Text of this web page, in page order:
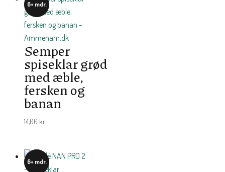
6+ mdr.
Semper
spiseklar grød
med æble,
fersken og
banan
14,00 kr.
6+ mdr.